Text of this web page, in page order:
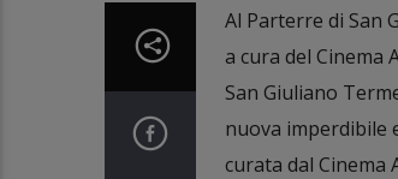
Al Parterre di San
a cura del Cinema
San Giuliano
nuova imperdibile
curata dal Cinema